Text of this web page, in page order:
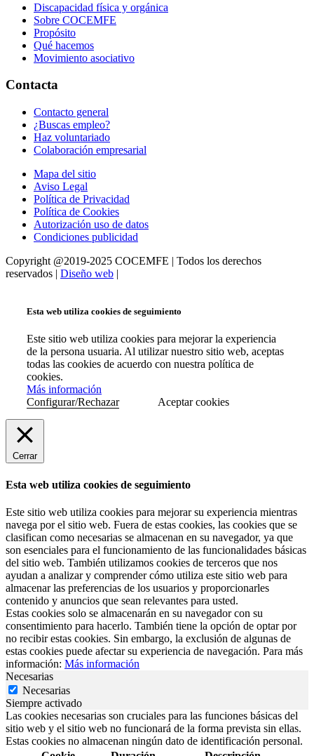
Discapacidad física y orgánica
Sobre COCEMFE
Propósito
Qué hacemos
Movimiento asociativo
Contacta
Contacto general
¿Buscas empleo?
Haz voluntariado
Colaboración empresarial
Mapa del sitio
Aviso Legal
Política de Privacidad
Política de Cookies
Autorización uso de datos
Condiciones publicidad
Copyright @2019-2025 COCEMFE | Todos los derechos
reservados | Diseño web |
Esta web utiliza cookies de seguimiento
Este sitio web utiliza cookies para mejorar la experiencia
de la persona usuaria. Al utilizar nuestro sitio web, aceptas
todas las cookies de acuerdo con nuestra política de
cookies.
Más información
Configurar/Rechazar
Aceptar cookies
Cerrar
Esta web utiliza cookies de seguimiento
Este sitio web utiliza cookies para mejorar su experiencia mientras
navega por el sitio web. Fuera de estas cookies, las cookies que se
clasifican como necesarias se almacenan en su navegador, ya que
son esenciales para el funcionamiento de las funcionalidades básicas
del sitio web. También utilizamos cookies de terceros que nos
ayudan a analizar y comprender cómo utiliza este sitio web para
almacenar las preferencias de los usuarios y proporcionarles
contenido y anuncios que sean relevantes para usted.
Estas cookies solo se almacenarán en su navegador con su
consentimiento para hacerlo. También tiene la opción de optar por
no recibir estas cookies. Sin embargo, la exclusión de algunas de
estas cookies puede afectar su experiencia de navegación. Para más
información: Más información
Necesarias
Necesarias
Siempre activado
Las cookies necesarias son cruciales para las funciones básicas del
sitio web y el sitio web no funcionará de la forma prevista sin ellas.
Estas cookies no almacenan ningún dato de identificación personal.